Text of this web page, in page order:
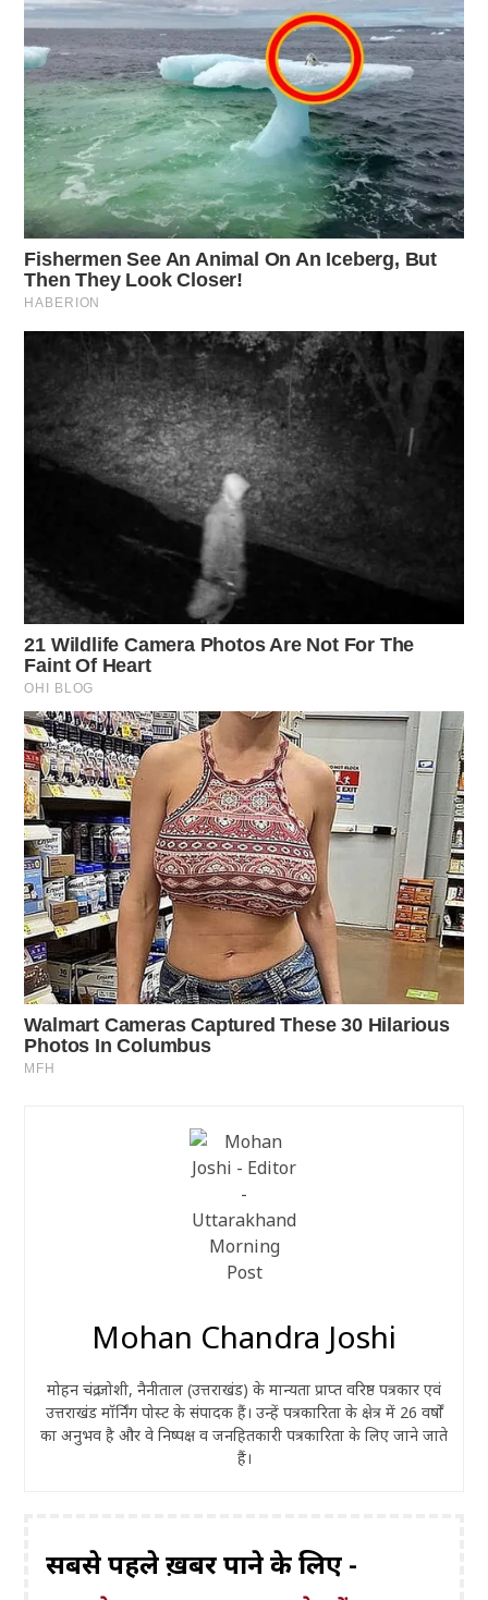
Mohan Chandra Joshi
मोहन चंद्र जोशी, नैनीताल (उत्तराखंड) के मान्यता प्राप्त वरिष्ठ पत्रकार एवं
उत्तराखंड मॉर्निंग पोस्ट के संपादक हैं। उन्हें पत्रकारिता के क्षेत्र में 26 वर्षों
का अनुभव है और वे निष्पक्ष व जनहितकारी पत्रकारिता के लिए जाने जाते
हैं।
सबसे पहले ख़बरें पाने के लिए -